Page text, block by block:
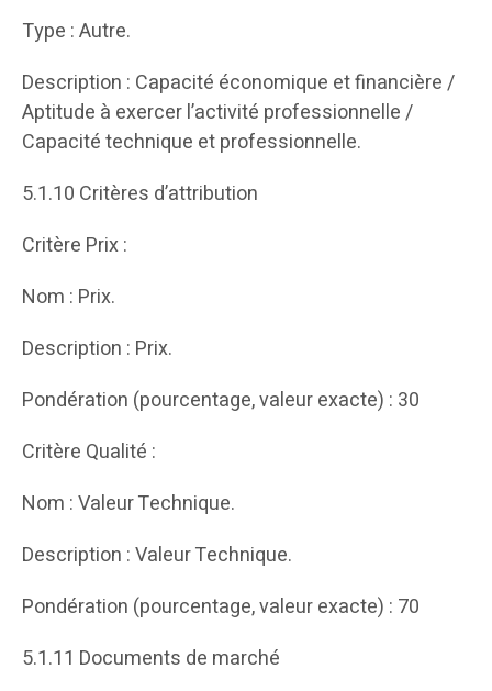
Type : Autre.
Description : Capacité économique et financière /
Aptitude à exercer l’activité professionnelle /
Capacité technique et professionnelle.
5.1.10 Critères d’attribution
Critère Prix :
Nom : Prix.
Description : Prix.
Pondération (pourcentage, valeur exacte) : 30
Critère Qualité :
Nom : Valeur Technique.
Description : Valeur Technique.
Pondération (pourcentage, valeur exacte) : 70
5.1.11 Documents de marché